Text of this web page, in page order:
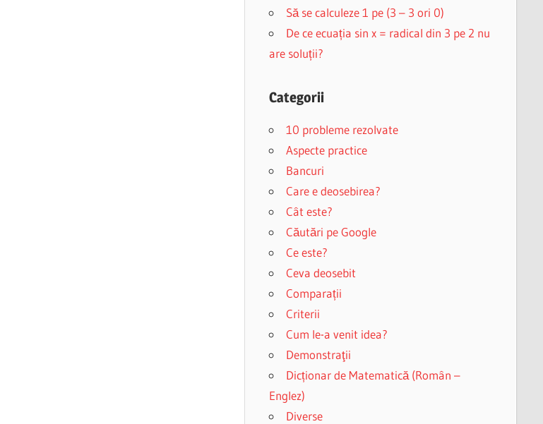
Să se calculeze 1 pe (3 – 3 ori 0)
De ce ecuația sin x = radical din 3 pe 2 nu
are soluții?
Categorii
10 probleme rezolvate
Aspecte practice
Bancuri
Care e deosebirea?
Cât este?
Căutări pe Google
Ce este?
Ceva deosebit
Comparații
Criterii
Cum le-a venit idea?
Demonstraţii
Dicționar de Matematică (Român –
Englez)
Diverse